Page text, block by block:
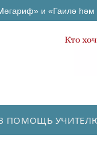
и «Гаилә һәм
ПОМОЩЬ